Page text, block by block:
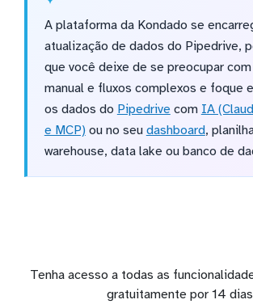
A plataforma da Kondado se
atualização de dados do Pipedrive,
que você deixe de se preocupar
manual e fluxos complexos e foque
os dados do Pipedrive com IA
e MCP)ou no seu dashboard,
warehouse, data lake ou banco de
Tenha acesso a todas as
gratuitamente por 14